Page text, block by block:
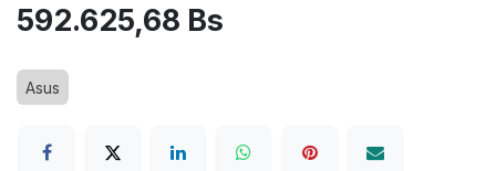
592.625,68 Bs
Asus